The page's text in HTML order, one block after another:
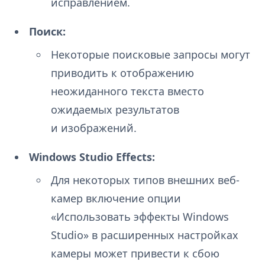
Поиск:
Некоторые поисковые запросы могут
приводить к отображению
неожиданного текста вместо
ожидаемых результатов
и изображений.
Windows Studio Effects:
Для некоторых типов внешних веб-
камер включение опции
«Использовать эффекты Windows
Studio» в расширенных настройках
камеры может привести к сбою